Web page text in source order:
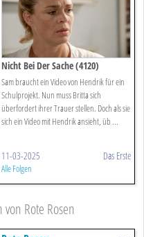
Nicht Bei Der Sache (4120)
Sam braucht ein Video von Hendrik für ein
Schulprojekt. Nun muss Britta sich
überfordert ihrer Trauer stellen. Doch als sie
sich ein Video mit Hendrik ansieht, üb ...
11-03-2025 Das Erste
Alle Folgen
Rote Rosen